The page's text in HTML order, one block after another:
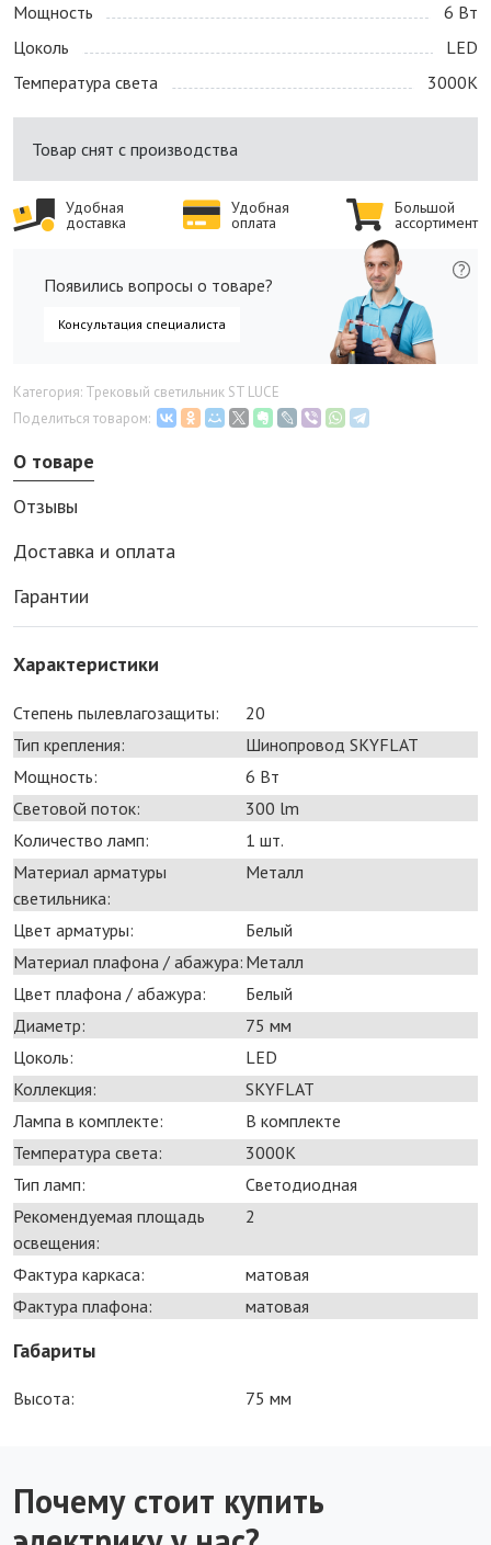
Мощность
6 Bт
Цоколь
LED
Температура света
3000K
Товар снят с производства
Удобная
доставка
Удобная
оплата
Большой
ассортимент
Появились вопросы о товаре?
Консультация специалиста
Категория: Трековый светильник ST LUCE
Поделиться товаром:
О товаре
Отзывы
Доставка и оплата
Гарантии
Характеристики
Степень пылевлагозащиты:
20
Тип крепления:
Шинопровод SKYFLAT
Мощность:
6 Bт
Световой поток:
300 lm
Количество ламп:
1 шт.
Материал арматуры
светильника:
Металл
Цвет арматуры:
Белый
Материал плафона / абажура: Металл
Цвет плафона / абажура:
Белый
Диаметр:
75 мм
Цоколь:
LED
Коллекция:
SKYFLAT
Лампа в комплекте:
В комплекте
Температура света:
3000K
Тип ламп:
Светодиодная
Рекомендуемая площадь
освещения:
2
Фактура каркаса:
матовая
Фактура плафона:
матовая
Габариты
Высота: 75 мм
Почему стоит купить